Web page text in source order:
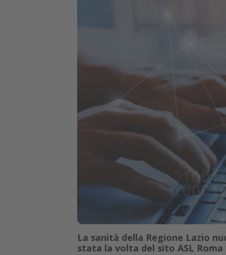
La sanità della Regione Lazio
stata la volta del sito ASL Roma